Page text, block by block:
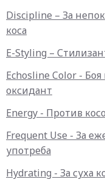
Discipline – За
коса
E-Styling –
Echosline Color - Боя
оксидант
Energy - Против
Frequent Use - За
употреба
Hydrating - За суха